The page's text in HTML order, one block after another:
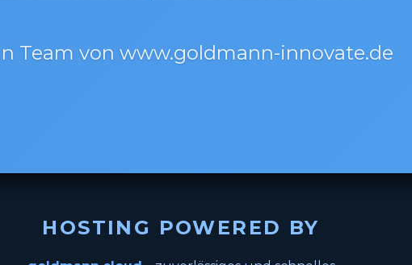
Team von www.goldmann-innovate.de
HOSTING POWERED BY